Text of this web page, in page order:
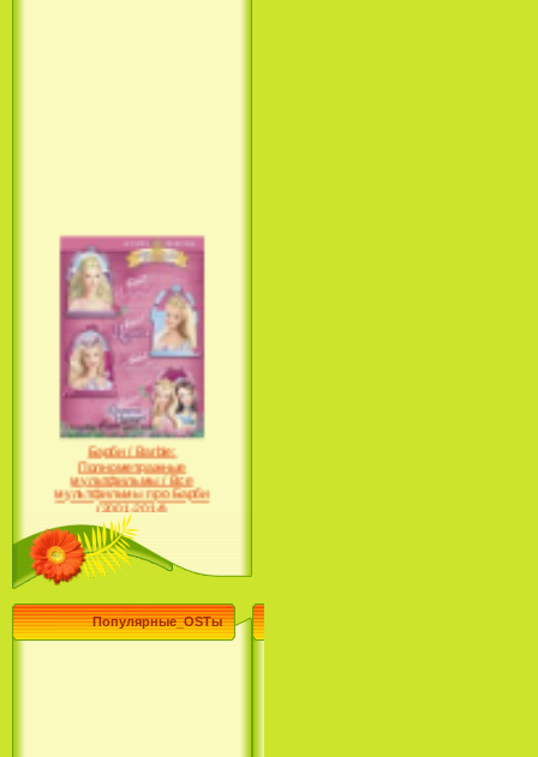
Барби / Barbie:
Полнометражные
мультфильмы / Все
мультфильмы про Барби
(2001-2014)
Популярные_OSTы